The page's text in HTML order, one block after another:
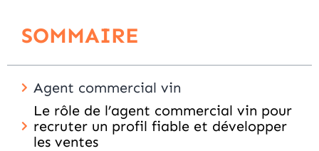
SOMMAIRE
Agent commercial vin
Le rôle de l’agent commercial vin pour
recruter un profil fiable et développer
les ventes